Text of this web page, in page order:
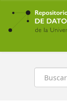
Ir
contenido
principal
Buscar